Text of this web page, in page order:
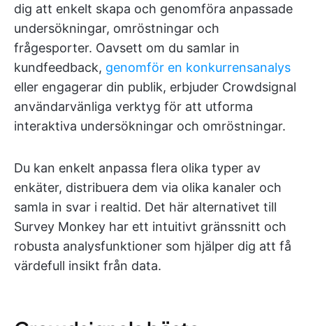
dig att enkelt skapa och genomföra anpassade
undersökningar, omröstningar och
frågesporter. Oavsett om du samlar in
kundfeedback, genomför en konkurrensanalys
eller engagerar din publik, erbjuder Crowdsignal
användarvänliga verktyg för att utforma
interaktiva undersökningar och omröstningar.
Du kan enkelt anpassa flera olika typer av
enkäter, distribuera dem via olika kanaler och
samla in svar i realtid. Det här alternativet till
Survey Monkey har ett intuitivt gränssnitt och
robusta analysfunktioner som hjälper dig att få
värdefull insikt från data.